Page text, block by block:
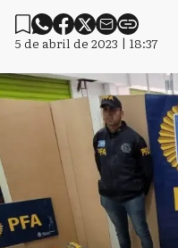
5 de abril de 2023 | 18:37